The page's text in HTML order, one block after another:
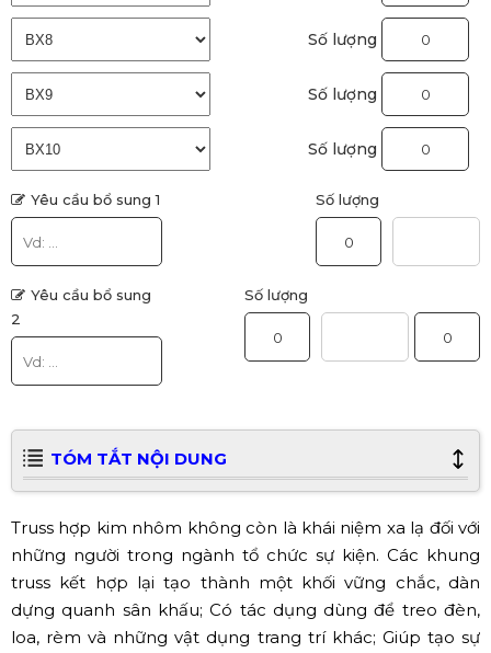
Số lượng
Số lượng
Số lượng
Yêu cầu bổ sung 1 Số lượng
Yêu cầu bổ sung
2
Số lượng
TÓM TẮT NỘI DUNG
Truss hợp kim nhôm không còn là khái niệm xa lạ đối với
những người trong ngành tổ chức sự kiện. Các khung
truss kết hợp lại tạo thành một khối vững chắc, dàn
dựng quanh sân khấu; Có tác dụng dùng để treo đèn,
loa, rèm và những vật dụng trang trí khác; Giúp tạo sự